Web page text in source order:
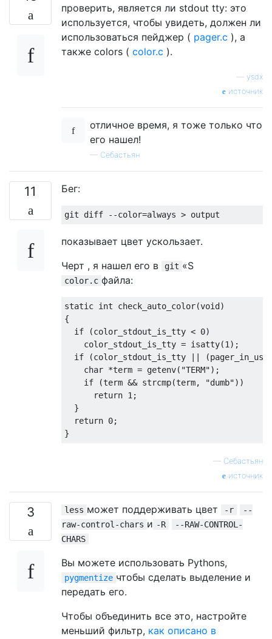
проверить, является ли stdout tty: это
используется, чтобы увидеть, должен ли
использоваться пейджер ( pager.c ), а
также colors ( color.c ).
ysdx
источник
отличное время, я тоже только что
его нашел!
— Себастьян
11 Бег:
показывает цвет ускользает.
Черт , я нашел его в
git «S
color.c файла:
static int
if
if (color_stdout_is_tty ||
char *term =
if (term &&
— Себастьян
источник
3 less может поддерживать цвет -r
--
raw-control-chars и -R
--RAW-CONTROL-
CHARS
Вы можете использовать Pythons,
pygmentize чтобы сделать выделение и
передать его.
Чтобы объединить все это, настройте
меньший фильтр, как описано в